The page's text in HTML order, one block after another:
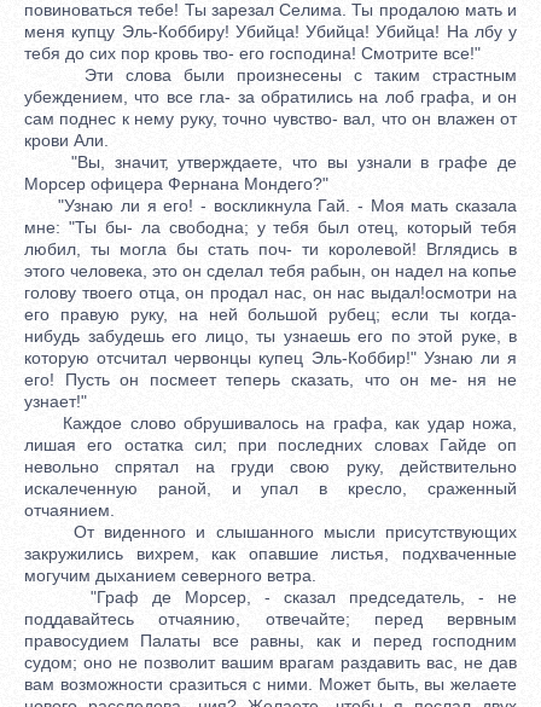
повиноваться тебе! Ты зарезал Селима. Ты продалою мать и
меня купцу Эль-Коббиру! Убийца! Убийца! Убийца! На лбу у
тебя до сих пор кровь тво- его господина! Смотрите все!"
Эти слова были произнесены с таким страстным
убеждением, что все гла- за обратились на лоб графа, и он
сам поднес к нему руку, точно чувство- вал, что он влажен от
крови Али.
"Вы, значит, утверждаете, что вы узнали в графе де
Морсер офицера Фернана Мондего?"
"Узнаю ли я его! - воскликнула Гай. - Моя мать сказала
мне: "Ты бы- ла свободна; у тебя был отец, который тебя
любил, ты могла бы стать поч- ти королевой! Вглядись в
этого человека, это он сделал тебя рабын, он надел на копье
голову твоего отца, он продал нас, он нас выдал!осмотри на
его правую руку, на ней большой рубец; если ты когда-
нибудь забудешь его лицо, ты узнаешь его по этой руке, в
которую отсчитал червонцы купец Эль-Коббир!" Узнаю ли я
его! Пусть он посмеет теперь сказать, что он ме- ня не
узнает!"
Каждое слово обрушивалось на графа, как удар ножа,
лишая его остатка сил; при последних словах Гайде оп
невольно спрятал на груди свою руку, действительно
искалеченную раной, и упал в кресло, сраженный
отчаянием.
От виденного и слышанного мысли присутствующих
закружились вихрем, как опавшие листья, подхваченные
могучим дыханием северного ветра.
"Граф де Морсер, - сказал председатель, - не
поддавайтесь отчаянию, отвечайте; перед вервным
правосудием Палаты все равны, как и перед господним
судом; оно не позволит вашим врагам раздавить вас, не дав
вам возможности сразиться с ними. Может быть, вы желаете